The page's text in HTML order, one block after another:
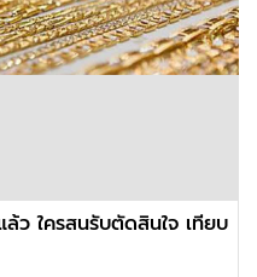
ว ใครสนรับตัดสินใจ เทียบ